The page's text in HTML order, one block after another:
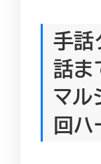
手話
話
マル
回ハ